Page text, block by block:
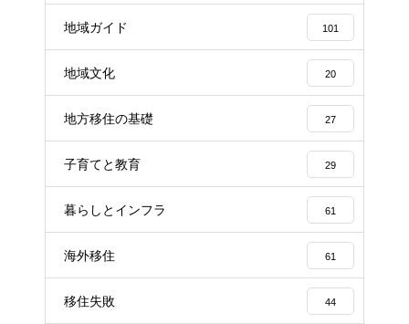
地域ガイド 101
地域文化 20
地方移住の基礎 27
子育てと教育 29
暮らしとインフラ 61
海外移住 61
移住失敗 44